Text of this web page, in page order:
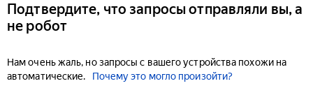
Подтвердите, что запросы отправляли вы, а
не робот
Нам очень жаль, но запросы с вашего устройства похожи на
автоматические.
Почему это могло произойти?